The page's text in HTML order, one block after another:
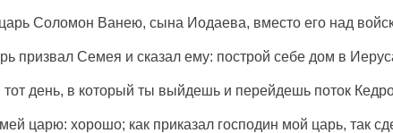
царьСоломон Ванею, сына Иодаева, вместо его над
призвал Семея и сказалему: построй себе дом в
тот день, в который ты выйдешьи перейдешь поток
царю: хорошо; как приказал господин мой царь, так